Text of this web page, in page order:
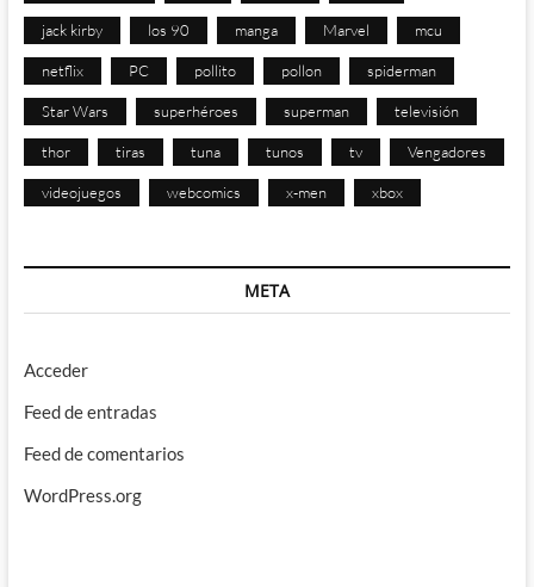
jack kirby los 90 manga Marvel mcu
netflix PC pollito pollon spiderman
Star Wars superhéroes superman televisión
thor tiras tuna tunos tv Vengadores
videojuegos webcomics x-men xbox
META
Acceder
Feed de entradas
Feed de comentarios
WordPress.org